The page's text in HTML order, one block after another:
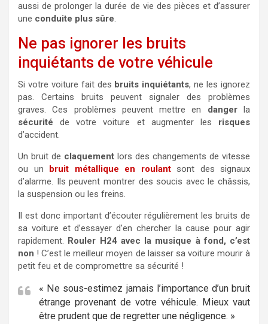
aussi de prolonger la durée de vie des pièces et d’assurer
une conduite plus sûre.
Ne pas ignorer les bruits
inquiétants de votre véhicule
Si votre voiture fait des bruits inquiétants, ne les ignorez
pas. Certains bruits peuvent signaler des problèmes
graves. Ces problèmes peuvent mettre en dangerla
sécurité de votre voiture et augmenter les risques
d’accident.
Un bruit de claquement lors des changements de vitesse
ou un bruit métallique en roulantsont des signaux
d’alarme. Ils peuvent montrer des soucis avec le châssis,
la suspension ou les freins.
Il est donc important d’écouter régulièrement les bruits de
sa voiture et d’essayer d’en chercher la cause pour agir
rapidement. Rouler H24 avec la musique à fond, c’est
non ! C’est le meilleur moyen de laisser sa voiture mourir à
petit feu et de compromettre sa sécurité !
« Ne sous-estimez jamais l’importance d’un bruit
étrange provenant de votre véhicule. Mieux vaut
être prudent que de regretter une négligence. »